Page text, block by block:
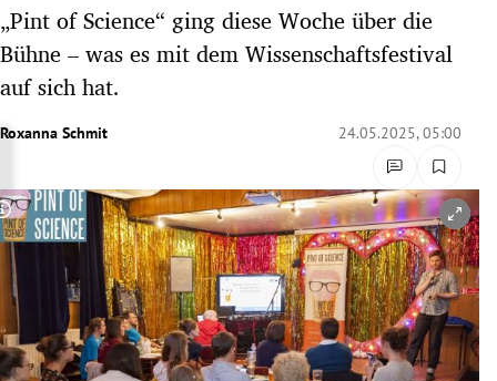
Untermenü
Untermenü
Untermenü
Untermenü
Untermenü
Untermenü
Untermenü
„Pint of Science“ ging diese Woche über die
Bühne – was es mit dem Wissenschaftsfestival
auf sich hat.
Roxanna Schmit 24.05.2025, 05:00
Copyright-Hinweis öffnen/schließen